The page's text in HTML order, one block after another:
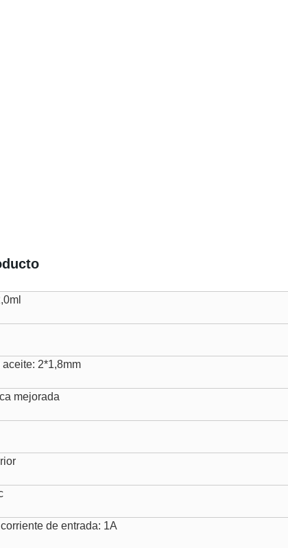
2*1,8mm
mejorada
corriente de entrada: 1A